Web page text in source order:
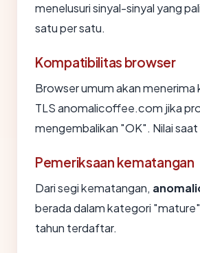
menelusuri sinyal-sinyal yang
satu per satu.
Kompatibilitas browser
Browser umum akan menerima
TLS anomalicoffee.com jika
mengembalikan "OK". Nilai saat
Pemeriksaan kematangan
Dari segi kematangan,
berada dalam kategori
tahun terdaftar.